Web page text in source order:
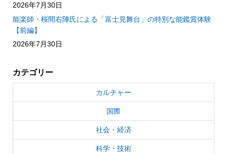
2026年7月30日
能楽師・桜間右陣氏による「富士見舞台」の特別な能鑑賞体験
【前編】
2026年7月30日
カテゴリー
カルチャー
国際
社会・経済
科学・技術